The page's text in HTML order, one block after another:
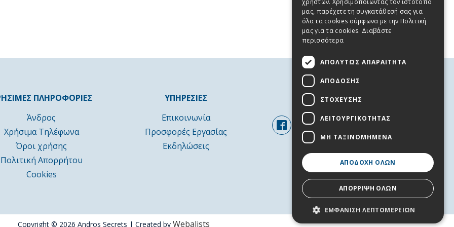
ΠΛΗΡΟΦΟΡΙΕΣ
Άνδρος
Χρήσιμα Τηλέφωνα
Όροι χρήσης
Πολιτική Απορρήτου
Cookies
ΥΠΗΡΕΣΙΕΣ
Επικοινωνία
Προσφορές Εργασίας
Εκδηλώσεις
FOLLOW US
Copyright © 2026 Andros Secrets | Created by Webalists
+
χρηστών. Χρησιμοποιώντας τον ιστότοπό
μας, παρέχετε τη συγκατάθεσή σας για
όλα τα cookies σύμφωνα με την Πολιτική
μας για τα cookies. Διαβάστε
περισσότερα
ΑΠΟΛΎΤΩΣ ΑΠΑΡΑΊΤΗΤΑ
ΑΠΌΔΟΣΗΣ
ΣΤΌΧΕΥΣΗΣ
ΛΕΙΤΟΥΡΓΙΚΌΤΗΤΑΣ
ΜΗ ΤΑΞΙΝΟΜΗΜΈΝΑ
ΑΠΟΔΟΧΉ ΌΛΩΝ
ΑΠΌΡΡΙΨΗ ΌΛΩΝ
ΕΜΦΆΝΙΣΗ ΛΕΠΤΟΜΕΡΕΙΏΝ